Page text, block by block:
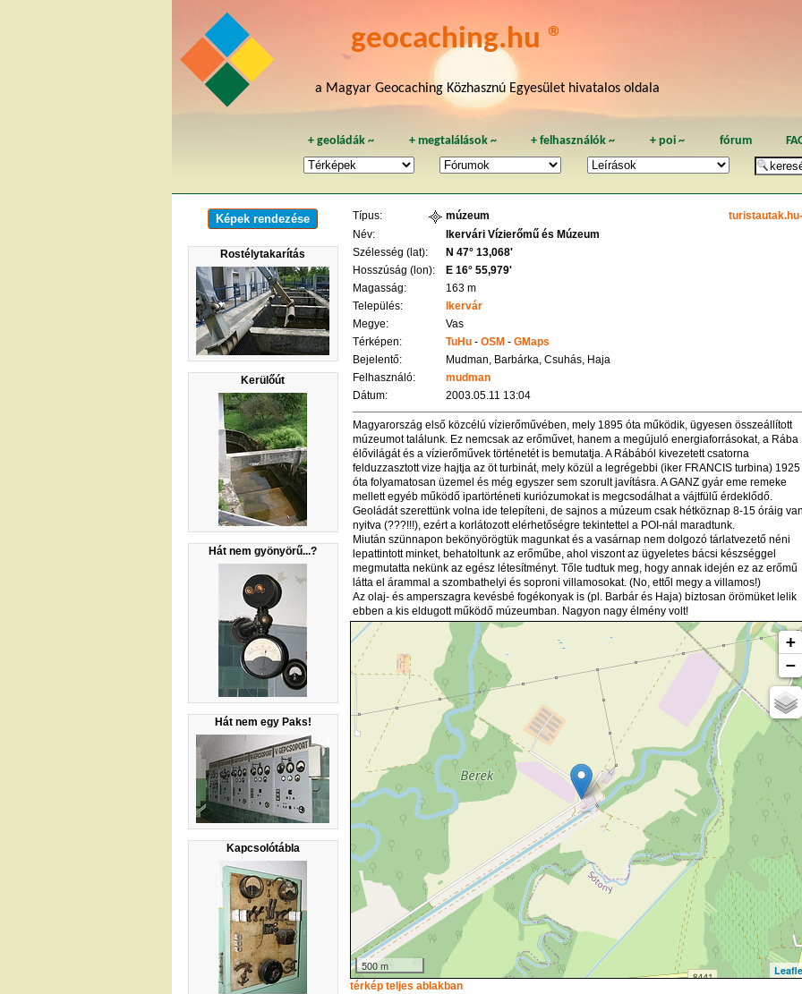
geocaching.hu ®
a Magyar Geocaching Közhasznú Egyesület hivatalos oldala
+geoládák ~ + megtalálások~ +felhasználók ~ + poi~ fórum
Képek rendezése
Rostélytakarítás
Kerülőút
Hát nem gyönyörű...?
Hát nem egy Paks!
Kapcsolótábla
Típus: múzeum
Név:
Ikervári Vízierőmű és Múzeum
Szélesség (lat):
N 47° 13,068'
Hosszúság (lon):
E 16° 55,979'
Magasság:
163 m
Település:
Ikervár
Megye:
Vas
Térképen:
TuHu - OSM - GMaps
Bejelentő:
Mudman, Barbárka, Csuhás, Haja
Felhasználó:
mudman
Dátum:
2003.05.11 13:04
Magyarország első közcélú vízierőművében, mely 1895 óta működik, ügyesen összeállított
múzeumot találunk. Ez nemcsak az erőművet, hanem a megújuló energiaforrásokat, a Rába
élővilágát és a vízierőművek történetét is bemutatja. A Rábából kivezetett csatorna
felduzzasztott vize hajtja az öt turbinát, mely közül a legrégebbi (iker FRANCIS turbina) 1925
óta folyamatosan üzemel és még egyszer sem szorult javításra. A GANZ gyár eme remeke
mellett egyéb működő ipartörténeti kuriózumokat is megcsodálhat a vájtfülű érdeklődő.
Geoládát szerettünk volna ide telepíteni, de sajnos a múzeum csak hétköznap 8-15 óráig
nyitva (???!!!), ezért a korlátozott elérhetőségre tekintettel a POI-nál maradtunk.
Miután szünnapon bekönyörögtük magunkat és a vasárnap nem dolgozó tárlatvezető néni
lepattintott minket, behatoltunk az erőműbe, ahol viszont az ügyeletes bácsi készséggel
megmutatta nekünk az egész létesítményt. Tőle tudtuk meg, hogy annak idején ez az erőmű
látta el árammal a szombathelyi és soproni villamosokat. (No, ettől megy a villamos!)
Az olaj- és amperszagra kevésbé fogékonyak is (pl. Barbár és Haja) biztosan örömüket lelik
ebben a kis eldugott működő múzeumban. Nagyon nagy élmény volt!
+
−
500 m
térkép teljes ablakban